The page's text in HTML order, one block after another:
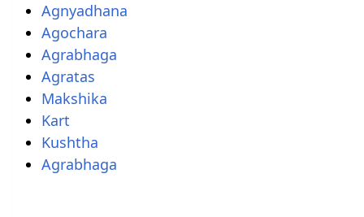
Agnyadhana
Agochara
Agrabhaga
Agratas
Makshika
Kart
Kushtha
Agrabhaga